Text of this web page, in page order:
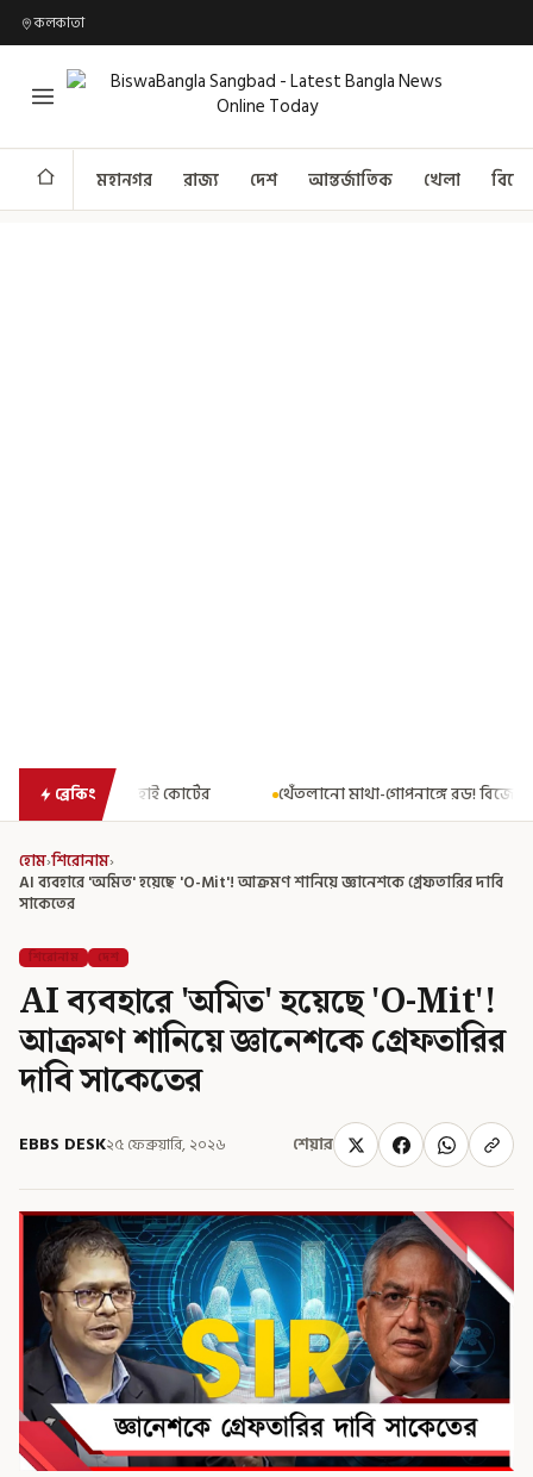
কলকাতা
মহানগর রাজ্য দেশ আন্তর্জাতিক খেলা
ব্রেকিংথেঁতলানো মাথা-গোপনাঙ্গে রড! বিজেপিশাসিত অসমে নাবালিকার
হোম›শিরোনাম›
AI ব্যবহারে 'অমিত' হয়েছে 'O-Mit'! আক্রমণ শানিয়ে জ্ঞানেশকে গ্রেফতারির দাবি
সাকেতের
শিরোনাম দেশ
AI ব্যবহারে 'অমিত' হয়েছে 'O-Mit'!
আক্রমণ শানিয়ে জ্ঞানেশকে গ্রেফতারির
দাবি সাকেতের
EBBS DESK২৫ ফেব্রুয়ারি, ২০২৬ শেয়ার